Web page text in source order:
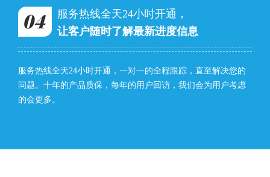
服务热线全天24小时开通，
让客户随时了解最新进度信息
服务热线全天24小时开通，一对一的全程跟踪，直至解决您的
问题。十年的产品质保，每年的用户回访，我们会为用户考虑
的会更多。